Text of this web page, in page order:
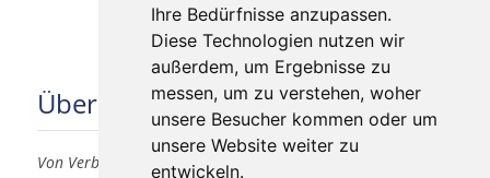
Ihre Bedürfnisse anzupassen.
Diese Technologien nutzen wir
außerdem, um Ergebnisse zu
messen, um zu verstehen, woher
unsere Besucher kommen oder um
unsere Website weiter zu
entwickeln.
Über uns
Von Verbrauchern für Verbraucher